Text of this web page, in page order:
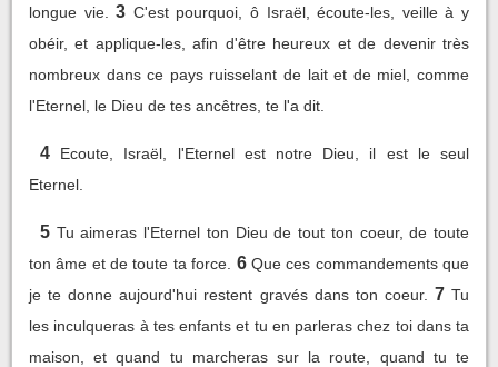
longue vie.
3 C'est pourquoi, ô Israël, écoute-les, veille à y
obéir, et applique-les, afin d'être heureux et de devenir très
nombreux dans ce pays ruisselant de lait et de miel, comme
l'Eternel, le Dieu de tes ancêtres, te l'a dit.
4
Ecoute, Israël, l'Eternel est notre Dieu, il est le seul
Eternel.
5 Tu aimeras l'Eternel ton Dieu de tout ton coeur, de toute
ton âme et de toute ta force. 6 Que ces commandements que
je te donne aujourd'hui restent gravés dans ton coeur. 7 Tu
les inculqueras à tes enfants et tu en parleras chez toi dans ta
maison, et quand tu marcheras sur la route, quand tu te